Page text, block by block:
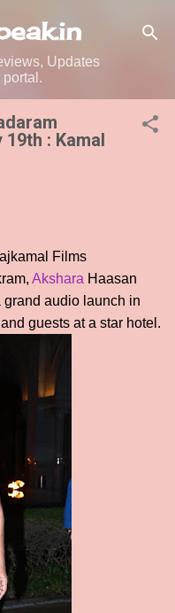
Updates
portal.
: Kamal
Films
Akshara Haasan
audio launch in
guests at a star hotel.